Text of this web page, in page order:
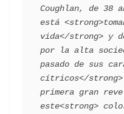
Coughlan, de 38
está
vida</strong> y
por la alta
pasado de sus
cítricos</
primera gran
este<strong>